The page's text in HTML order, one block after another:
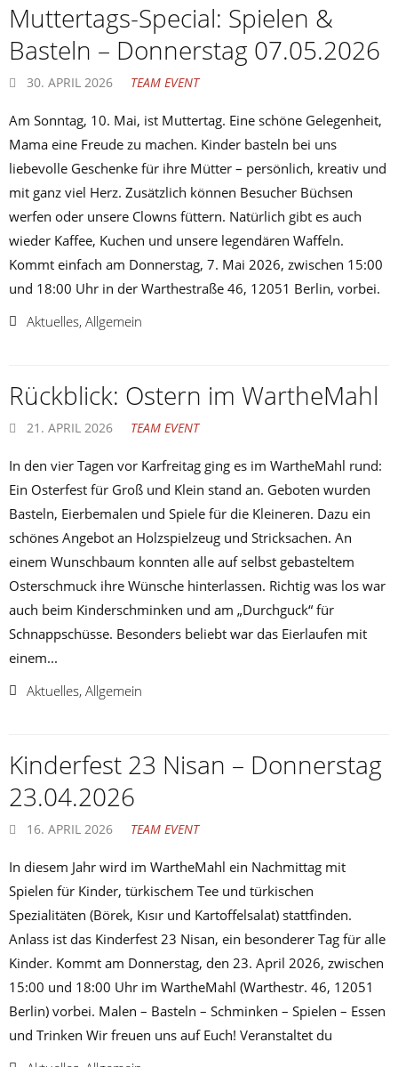
Muttertags-Special: Spielen &
Basteln – Donnerstag 07.05.2026
30. APRIL 2026 TEAM EVENT
Am Sonntag, 10. Mai, ist Muttertag. Eine schöne Gelegenheit,
Mama eine Freude zu machen. Kinder basteln bei uns
liebevolle Geschenke für ihre Mütter – persönlich, kreativ und
mit ganz viel Herz. Zusätzlich können Besucher Büchsen
werfen oder unsere Clowns füttern. Natürlich gibt es auch
wieder Kaffee, Kuchen und unsere legendären Waffeln.
Kommt einfach am Donnerstag, 7. Mai 2026, zwischen 15:00
und 18:00 Uhr in der Warthestraße 46, 12051 Berlin, vorbei.
Aktuelles, Allgemein
Rückblick: Ostern im WartheMahl
21. APRIL 2026 TEAM EVENT
In den vier Tagen vor Karfreitag ging es im WartheMahl rund:
Ein Osterfest für Groß und Klein stand an. Geboten wurden
Basteln, Eierbemalen und Spiele für die Kleineren. Dazu ein
schönes Angebot an Holzspielzeug und Stricksachen. An
einem Wunschbaum konnten alle auf selbst gebasteltem
Osterschmuck ihre Wünsche hinterlassen. Richtig was los war
auch beim Kinderschminken und am „Durchguck“ für
Schnappschüsse. Besonders beliebt war das Eierlaufen mit
einem...
Aktuelles, Allgemein
Kinderfest 23 Nisan – Donnerstag
23.04.2026
16. APRIL 2026 TEAM EVENT
In diesem Jahr wird im WartheMahl ein Nachmittag mit
Spielen für Kinder, türkischem Tee und türkischen
Spezialitäten (Börek, Kısır und Kartoffelsalat) stattfinden.
Anlass ist das Kinderfest 23 Nisan, ein besonderer Tag für alle
Kinder. Kommt am Donnerstag, den 23. April 2026, zwischen
15:00 und 18:00 Uhr im WartheMahl (Warthestr. 46, 12051
Berlin) vorbei. Malen – Basteln – Schminken – Spielen – Essen
und Trinken Wir freuen uns auf Euch! Veranstaltet du